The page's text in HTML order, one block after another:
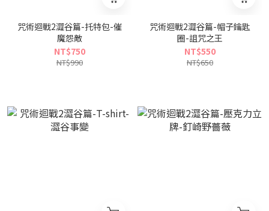
咒術迴戰2澀谷篇-托特包-催
魔怨敵
NT$750
NT$990
咒術迴戰2澀谷篇-帽子鑰匙
圈-詛咒之王
NT$550
NT$650